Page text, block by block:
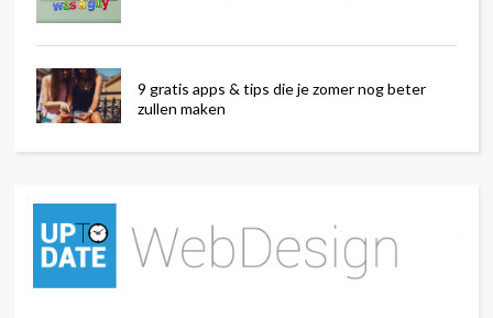
9 gratis apps & tips die je zomer nog beter
zullen maken